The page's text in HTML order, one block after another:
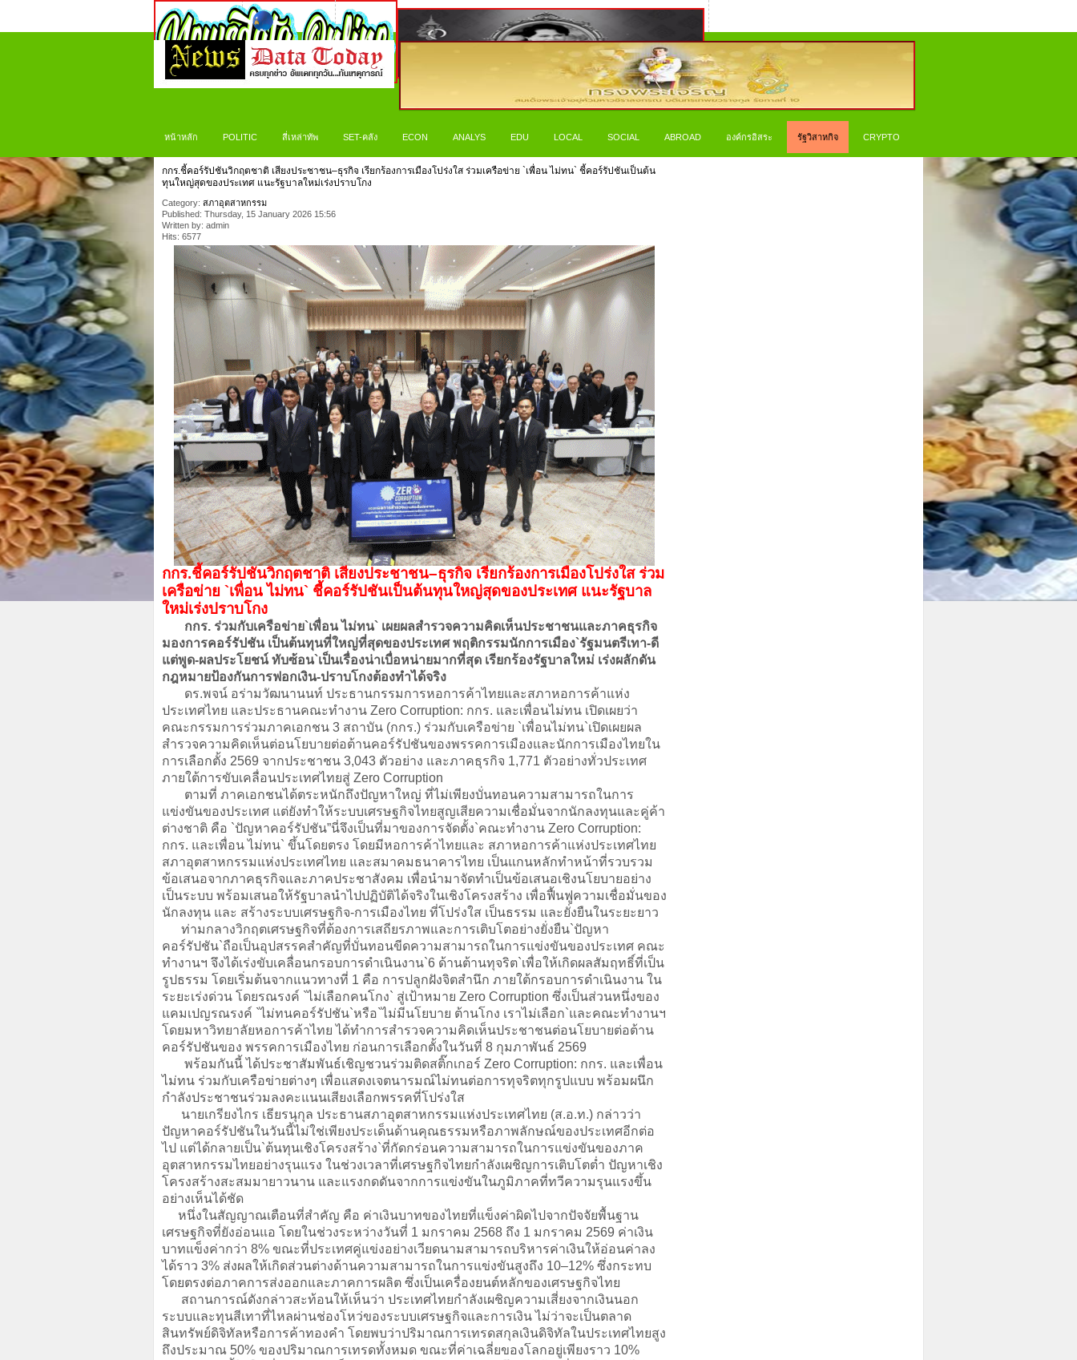
หน้าหลัก POLITIC สี่เหล่าทัพ SET-คลัง ECON ANALYS EDU LOCAL SOCIAL ABROAD องค์กรอิสระ รัฐวิสาหกิจ CRYPTO
กกร.ชี้คอร์รัปชันวิกฤตชาติ เสียงประชาชน–ธุรกิจ เรียกร้องการเมืองโปร่งใส ร่วมเครือข่าย `เพื่อน ไม่ทน` ชี้คอร์รัปชันเป็นต้น
ทุนใหญ่สุดของประเทศ แนะรัฐบาลใหม่เร่งปราบโกง
Category: สภาอุตสาหกรรม
Published: Thursday, 15 January 2026 15:56
Written by: admin
Hits: 6577
กกร.ชี้คอร์รัปชันวิกฤตชาติ เสียงประชาชน–ธุรกิจ เรียกร้องการเมืองโปร่งใส ร่วม
เครือข่าย `เพื่อน ไม่ทน` ชี้คอร์รัปชันเป็นต้นทุนใหญ่สุดของประเทศ แนะรัฐบาล
ใหม่เร่งปราบโกง
กกร. ร่วมกับเครือข่าย`เพื่อน ไม่ทน` เผยผลสำรวจความคิดเห็นประชาชนและภาคธุรกิจ
มองการคอร์รัปชัน เป็นต้นทุนที่ใหญ่ที่สุดของประเทศ พฤติกรรมนักการเมือง`รัฐมนตรีเทา-ดี
แต่พูด-ผลประโยชน์ ทับซ้อน`เป็นเรื่องน่าเบื่อหน่ายมากที่สุด เรียกร้องรัฐบาลใหม่ เร่งผลักดัน
กฎหมายป้องกันการฟอกเงิน-ปราบโกงต้องทำได้จริง
ดร.พจน์ อร่ามวัฒนานนท์ ประธานกรรมการหอการค้าไทยและสภาหอการค้าแห่ง
ประเทศไทย และประธานคณะทำงาน Zero Corruption: กกร. และเพื่อนไม่ทน เปิดเผยว่า
คณะกรรมการร่วมภาคเอกชน 3 สถาบัน (กกร.) ร่วมกับเครือข่าย `เพื่อนไม่ทน`เปิดเผยผล
สำรวจความคิดเห็นต่อนโยบายต่อต้านคอร์รัปชันของพรรคการเมืองและนักการเมืองไทยใน
การเลือกตั้ง 2569 จากประชาชน 3,043 ตัวอย่าง และภาคธุรกิจ 1,771 ตัวอย่างทั่วประเทศ
ภายใต้การขับเคลื่อนประเทศไทยสู่ Zero Corruption
ตามที่ ภาคเอกชนได้ตระหนักถึงปัญหาใหญ่ ที่ไม่เพียงบั่นทอนความสามารถในการ
แข่งขันของประเทศ แต่ยังทำให้ระบบเศรษฐกิจไทยสูญเสียความเชื่อมั่นจากนักลงทุนและคู่ค้า
ต่างชาติ คือ `ปัญหาคอร์รัปชัน”นี่จึงเป็นที่มาของการจัดตั้ง`คณะทำงาน Zero Corruption:
กกร. และเพื่อน ไม่ทน` ขึ้นโดยตรง โดยมีหอการค้าไทยและ สภาหอการค้าแห่งประเทศไทย
สภาอุตสาหกรรมแห่งประเทศไทย และสมาคมธนาคารไทย เป็นแกนหลักทำหน้าที่รวบรวม
ข้อเสนอจากภาคธุรกิจและภาคประชาสังคม เพื่อนำมาจัดทำเป็นข้อเสนอเชิงนโยบายอย่าง
เป็นระบบ พร้อมเสนอให้รัฐบาลนำไปปฏิบัติได้จริงในเชิงโครงสร้าง เพื่อฟื้นฟูความเชื่อมั่นของ
นักลงทุน และ สร้างระบบเศรษฐกิจ-การเมืองไทย ที่โปร่งใส เป็นธรรม และยั่งยืนในระยะยาว
ท่ามกลางวิกฤตเศรษฐกิจที่ต้องการเสถียรภาพและการเติบโตอย่างยั่งยืน`ปัญหา
คอร์รัปชัน`ถือเป็นอุปสรรคสำคัญที่บั่นทอนขีดความสามารถในการแข่งขันของประเทศ คณะ
ทำงานฯ จึงได้เร่งขับเคลื่อนกรอบการดำเนินงาน`6 ด้านต้านทุจริต`เพื่อให้เกิดผลสัมฤทธิ์ที่เป็น
รูปธรรม โดยเริ่มต้นจากแนวทางที่ 1 คือ การปลูกฝังจิตสำนึก ภายใต้กรอบการดำเนินงาน ใน
ระยะเร่งด่วน โดยรณรงค์ `ไม่เลือกคนโกง` สู่เป้าหมาย Zero Corruption ซึ่งเป็นส่วนหนึ่งของ
แคมเปญรณรงค์ `ไม่ทนคอร์รัปชัน`หรือ`ไม่มีนโยบาย ต้านโกง เราไม่เลือก`และคณะทำงานฯ
โดยมหาวิทยาลัยหอการค้าไทย ได้ทำการสำรวจความคิดเห็นประชาชนต่อนโยบายต่อต้าน
คอร์รัปชันของ พรรคการเมืองไทย ก่อนการเลือกตั้งในวันที่ 8 กุมภาพันธ์ 2569
พร้อมกันนี้ ได้ประชาสัมพันธ์เชิญชวนร่วมติดสติ๊กเกอร์ Zero Corruption: กกร. และเพื่อน
ไม่ทน ร่วมกับเครือข่ายต่างๆ เพื่อแสดงเจตนารมณ์ไม่ทนต่อการทุจริตทุกรูปแบบ พร้อมผนึก
กำลังประชาชนร่วมลงคะแนนเสียงเลือกพรรคที่โปร่งใส
นายเกรียงไกร เธียรนุกุล ประธานสภาอุตสาหกรรมแห่งประเทศไทย (ส.อ.ท.) กล่าวว่า
ปัญหาคอร์รัปชันในวันนี้ไม่ใช่เพียงประเด็นด้านคุณธรรมหรือภาพลักษณ์ของประเทศอีกต่อ
ไป แต่ได้กลายเป็น`ต้นทุนเชิงโครงสร้าง`ที่กัดกร่อนความสามารถในการแข่งขันของภาค
อุตสาหกรรมไทยอย่างรุนแรง ในช่วงเวลาที่เศรษฐกิจไทยกำลังเผชิญการเติบโตต่ำ ปัญหาเชิง
โครงสร้างสะสมมายาวนาน และแรงกดดันจากการแข่งขันในภูมิภาคที่ทวีความรุนแรงขึ้น
อย่างเห็นได้ชัด
หนึ่งในสัญญาณเตือนที่สำคัญ คือ ค่าเงินบาทของไทยที่แข็งค่าผิดไปจากปัจจัยพื้นฐาน
เศรษฐกิจที่ยังอ่อนแอ โดยในช่วงระหว่างวันที่ 1 มกราคม 2568 ถึง 1 มกราคม 2569 ค่าเงิน
บาทแข็งค่ากว่า 8% ขณะที่ประเทศคู่แข่งอย่างเวียดนามสามารถบริหารค่าเงินให้อ่อนค่าลง
ได้ราว 3% ส่งผลให้เกิดส่วนต่างด้านความสามารถในการแข่งขันสูงถึง 10–12% ซึ่งกระทบ
โดยตรงต่อภาคการส่งออกและภาคการผลิต ซึ่งเป็นเครื่องยนต์หลักของเศรษฐกิจไทย
สถานการณ์ดังกล่าวสะท้อนให้เห็นว่า ประเทศไทยกำลังเผชิญความเสี่ยงจากเงินนอก
ระบบและทุนสีเทาที่ไหลผ่านช่องโหว่ของระบบเศรษฐกิจและการเงิน ไม่ว่าจะเป็นตลาด
สินทรัพย์ดิจิทัลหรือการค้าทองคำ โดยพบว่าปริมาณการเทรดสกุลเงินดิจิทัลในประเทศไทยสูง
ถึงประมาณ 50% ของปริมาณการเทรดทั้งหมด ขณะที่ค่าเฉลี่ยของโลกอยู่เพียงราว 10%